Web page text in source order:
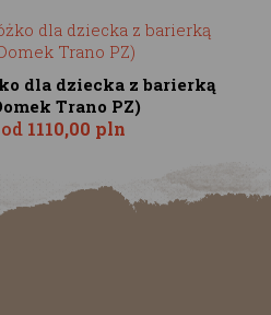
dla dziecka z barierką
Trano PZ)
od 1110,00 pln